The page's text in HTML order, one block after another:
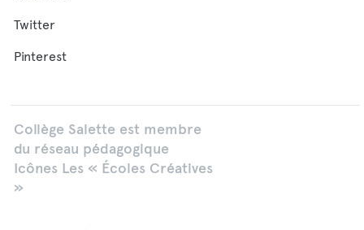
Twitter
Pinterest
Collège Salette est membre
du réseau pédagogique
Icônes Les « Écoles Créatives
»